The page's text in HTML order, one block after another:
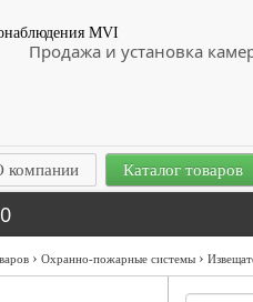
Продажа и установка
компании Каталог товаров
› Охранно-пожарные системы ›